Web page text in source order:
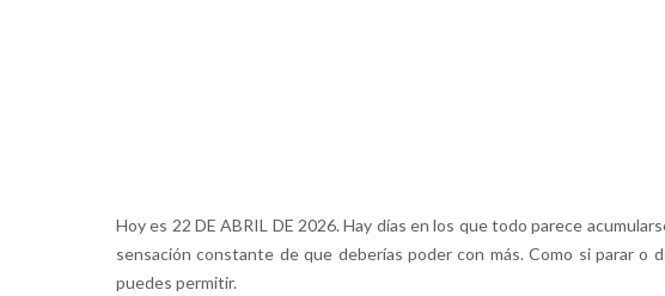
Hoy es 22 DE ABRIL DE 2026. Hay días en los que todo parece
sensación constante de que deberías poder con más. Como si parar o
puedes permitir.